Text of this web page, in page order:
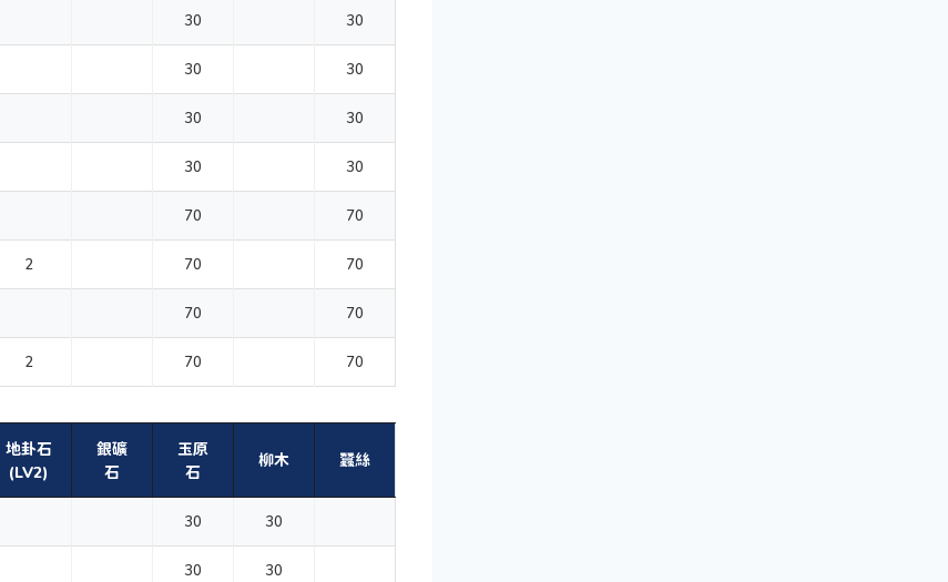
30 30
30 30
30 30
30 30
70 70
2 70 70
70 70
2 70 70
地卦石
(LV2)
銀礦
石
玉原
石
柳木 蠶絲
30 30
30 30